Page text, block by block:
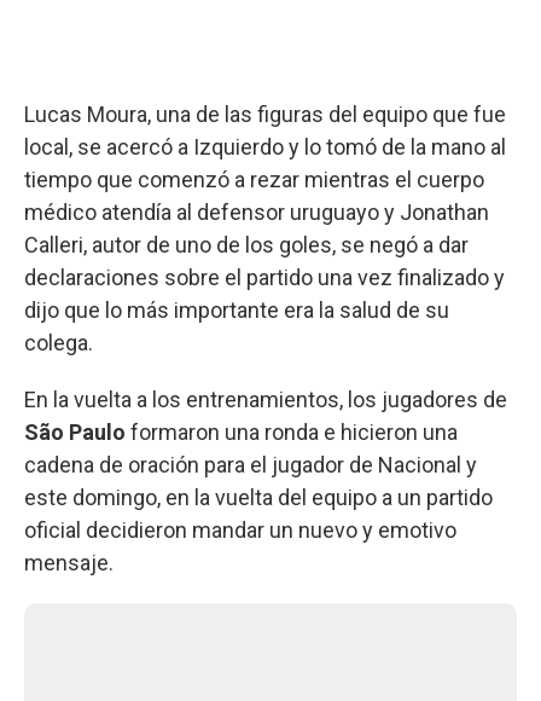
Lucas Moura, una de las figuras del equipo que fue
local, se acercó a Izquierdo y lo tomó de la mano al
tiempo que comenzó a rezar mientras el cuerpo
médico atendía al defensor uruguayo y Jonathan
Calleri, autor de uno de los goles, se negó a dar
declaraciones sobre el partido una vez finalizado y
dijo que lo más importante era la salud de su
colega.
En la vuelta a los entrenamientos, los jugadores de
São Paulo formaron una ronda e hicieron una
cadena de oración para el jugador de Nacional y
este domingo, en la vuelta del equipo a un partido
oficial decidieron mandar un nuevo y emotivo
mensaje.